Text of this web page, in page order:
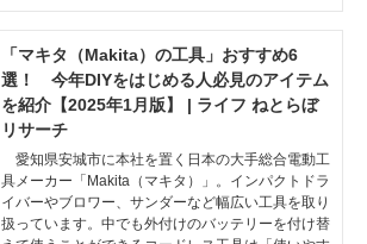
「マキタ（Makita）の工具」おすすめ6
選！ 今年DIYをはじめる人必見のアイテム
を紹介【2025年1月版】 | ライフ ねとらぼ
リサーチ
愛知県安城市に本社を置く日本の大手総合電動工
具メーカー「Makita（マキタ）」。インパクトドラ
イバーやブロワー、サンダーなど幅広い工具を取り
扱っています。中でも外付けのバッテリーを付け替